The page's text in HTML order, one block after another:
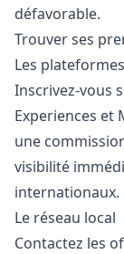
défavorable.
Trouver ses
Les
Inscrivez-vous
Experiences et
une
visibilité
internationaux.
Le réseau local
Contactez les